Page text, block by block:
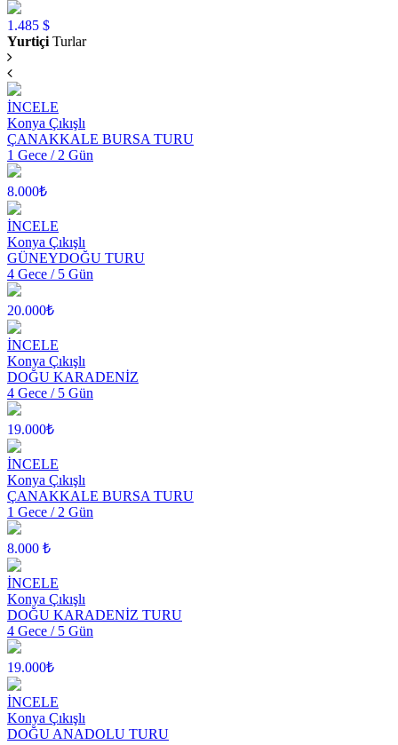
1.485 $
Yurtiçi Turlar
İNCELE
Konya Çıkışlı
ÇANAKKALE BURSA TURU
1 Gece / 2 Gün
8.000₺
İNCELE
Konya Çıkışlı
GÜNEYDOĞU TURU
4 Gece / 5 Gün
20.000₺
İNCELE
Konya Çıkışlı
DOĞU KARADENİZ
4 Gece / 5 Gün
19.000₺
İNCELE
Konya Çıkışlı
ÇANAKKALE BURSA TURU
1 Gece / 2 Gün
8.000 ₺
İNCELE
Konya Çıkışlı
DOĞU KARADENİZ TURU
4 Gece / 5 Gün
19.000₺
İNCELE
Konya Çıkışlı
DOĞU ANADOLU TURU